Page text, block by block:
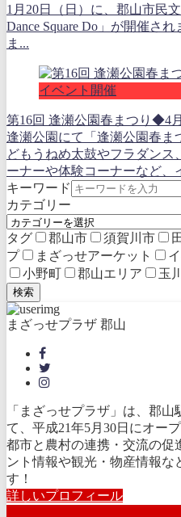
1月20日（日）に、郡山市民
Dance Square Do」が開催さ
ま...
イベント開催
第16回 逢瀬公園春まつり◆4
逢瀬公園にて「逢瀬公園春ま
どもうねめ太鼓やフラダンス
ーナーや体験コーナーなど、
キーワード
カテゴリー
タグ 郡山市 須賀川市
プ
まざっせアーケット
小野町
郡山エリア 玉
検索
まざっせプラザ 郡山
「まざっせプラザ」は、郡
て、平成21年5月30日にオープ
都市と農村の連携・交流の促
ント情報や観光・物産情報な
す！
詳しいプロフィール